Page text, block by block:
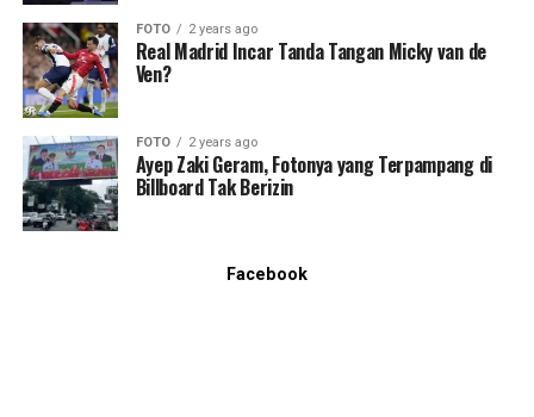
FOTO 2 years ago
Real Madrid Incar Tanda Tangan Micky van de
Ven?
FOTO 2 years ago
Ayep Zaki Geram, Fotonya yang Terpampang di
Billboard Tak Berizin
Facebook